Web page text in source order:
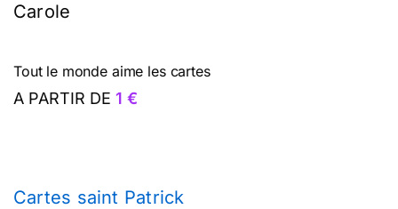
Carole
Tout le monde aime les cartes
A PARTIR DE 1 €
Cartes saint Patrick